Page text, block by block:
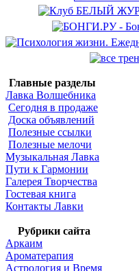
Главные разделы
Лавка Волшебника
Сегодня в продаже
Доска объявлений
Полезные ссылки
Полезные мелочи
Музыкальная Лавка
Пути к Гармонии
Галерея Творчества
Гостевая книга
Контакты Лавки
Рубрики сайта
Аркаим
Ароматерапия
Астрология и Время